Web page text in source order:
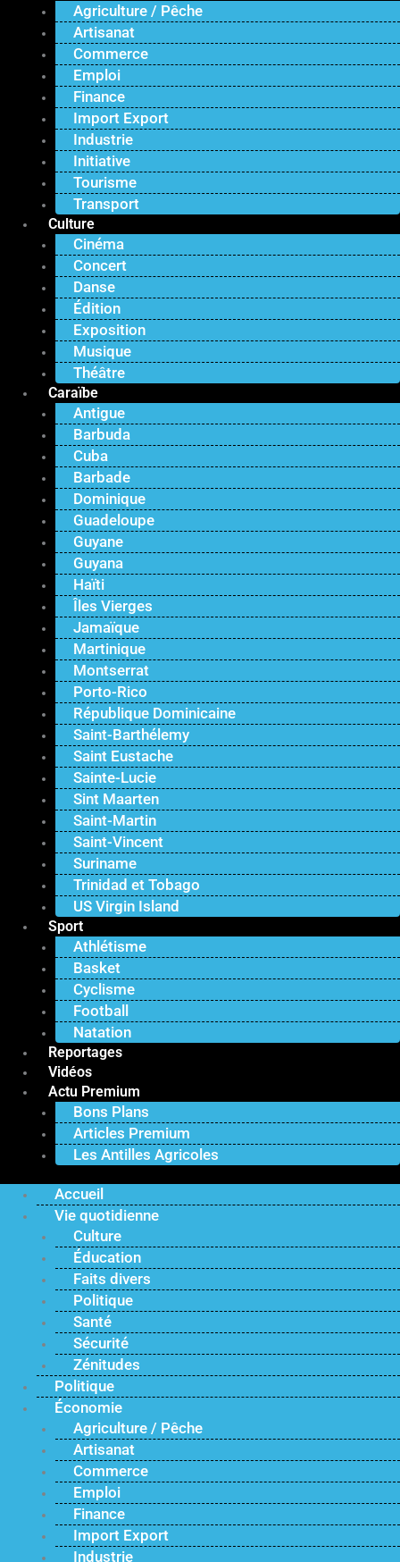
Agriculture / Pêche
Artisanat
Commerce
Emploi
Finance
Import Export
Industrie
Initiative
Tourisme
Transport
Culture
Cinéma
Concert
Danse
Édition
Exposition
Musique
Théâtre
Caraïbe
Antigue
Barbuda
Cuba
Barbade
Dominique
Guadeloupe
Guyane
Guyana
Haïti
Îles Vierges
Jamaïque
Martinique
Montserrat
Porto-Rico
République Dominicaine
Saint-Barthélemy
Saint Eustache
Sainte-Lucie
Sint Maarten
Saint-Martin
Saint-Vincent
Suriname
Trinidad et Tobago
US Virgin Island
Sport
Athlétisme
Basket
Cyclisme
Football
Natation
Reportages
Vidéos
Actu Premium
Bons Plans
Articles Premium
Les Antilles Agricoles
Accueil
Vie quotidienne
Culture
Éducation
Faits divers
Politique
Santé
Sécurité
Zénitudes
Politique
Économie
Agriculture / Pêche
Artisanat
Commerce
Emploi
Finance
Import Export
Industrie